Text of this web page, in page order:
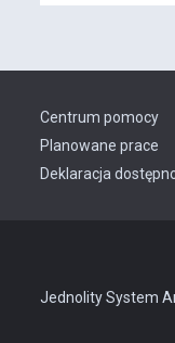
Centrum pomocy
Planowane prace
Deklaracja
Jednolity System